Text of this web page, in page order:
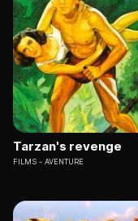
Tarzan's revenge
FILMS AVENTURE